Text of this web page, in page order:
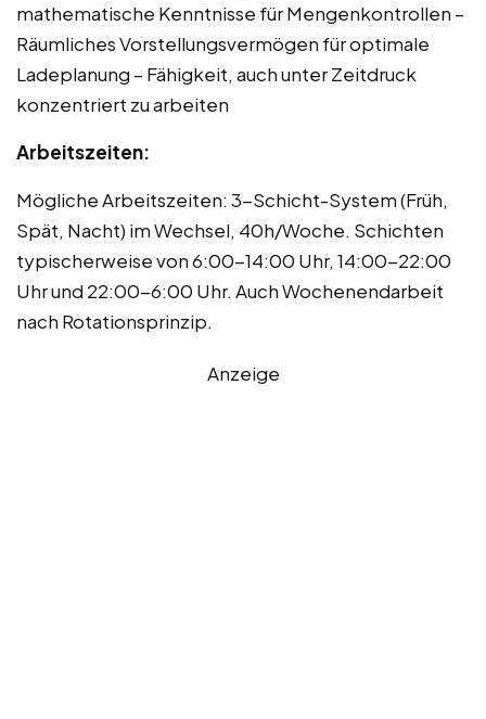
mathematische Kenntnisse für Mengenkontrollen –
Räumliches Vorstellungsvermögen für optimale
Ladeplanung – Fähigkeit, auch unter Zeitdruck
konzentriert zu arbeiten
Arbeitszeiten:
Mögliche Arbeitszeiten: 3-Schicht-System (Früh,
Spät, Nacht) im Wechsel, 40h/Woche. Schichten
typischerweise von 6:00-14:00 Uhr, 14:00-22:00
Uhr und 22:00-6:00 Uhr. Auch Wochenendarbeit
nach Rotationsprinzip.
Anzeige